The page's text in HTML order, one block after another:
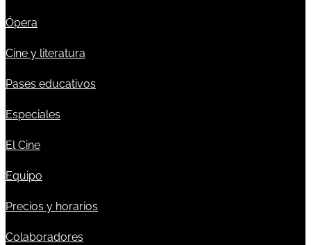
Ópera
Cine y literatura
Pases educativos
Especiales
El Cine
Equipo
Precios y horarios
Colaboradores